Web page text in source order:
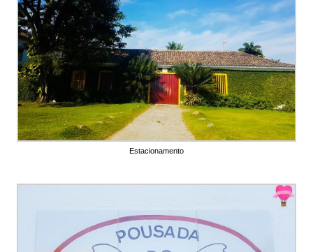
Estacionamento